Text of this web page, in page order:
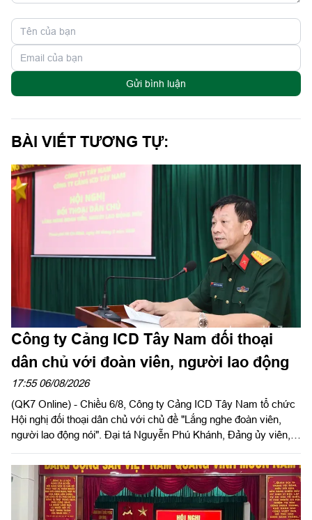
Gửi bình luận
BÀI VIẾT TƯƠNG TỰ:
Công ty Cảng ICD Tây Nam đối thoại
dân chủ với đoàn viên, người lao động
17:55 06/08/2026
(QK7 Online) - Chiều 6/8, Công ty Cảng ICD Tây Nam tổ chức
Hội nghị đối thoại dân chủ với chủ đề "Lắng nghe đoàn viên,
người lao động nói". Đại tá Nguyễn Phú Khánh, Đảng ủy viên,
Thượng tá Nguyễn Ngọc Khánh, Giám đốc Công ty Cảng ICD
Tây Nam chủ trì hội nghị. Dự hội nghị có Đại tá Phạm Thị Thu
Hương, Trưởng phòng Công tác quần chúng, Cục Chính trị
Quân khu 7; Đại tá Trần Thị Mỹ Châu, Phó Tổng giám đốc